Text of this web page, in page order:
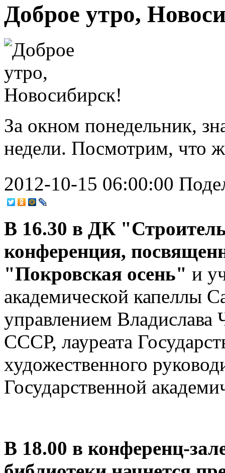
Доброе утро,
За окном понедельник,
недели. Посмотрим, что
2012-10-15 06:00:00
В 16.30 в ДК
конференция,
"Покровская осень" и
академической капеллы
управлением Владислава
СССР, лауреата
художественного
Государственной
В 18.00 в конференц-